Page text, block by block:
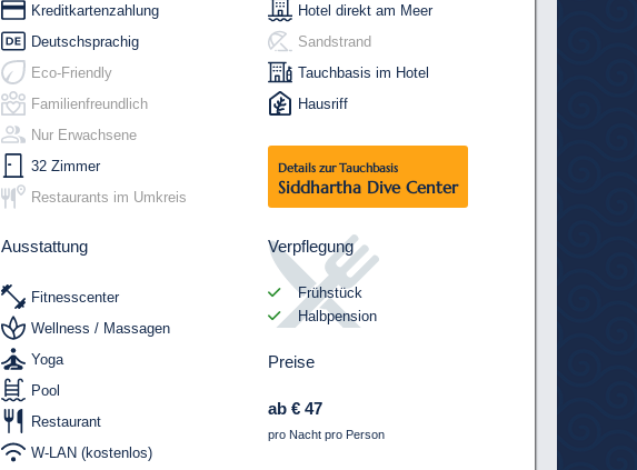
Kreditkartenzahlung
Deutschsprachig
Eco-Friendly
Familienfreundlich
Nur Erwachsene
32 Zimmer
Restaurants im Umkreis
Ausstattung
Fitnesscenter
Wellness / Massagen
Yoga
Pool
Restaurant
W-LAN (kostenlos)
Hotel direkt am Meer
Sandstrand
Tauchbasis im Hotel
Hausriff
Preise
ab € 47
pro Nacht pro Person
Details zur Tauchbasis
Siddhartha Dive Center
Verpflegung
Frühstück
Halbpension